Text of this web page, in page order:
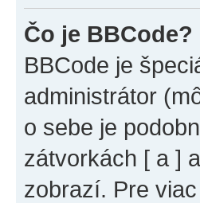
Čo je BBCode?
BBCode je
administrátor
o sebe je
zátvorkách [ a ]
zobrazí. Pre